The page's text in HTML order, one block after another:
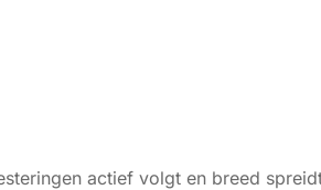
actief volgt en breed